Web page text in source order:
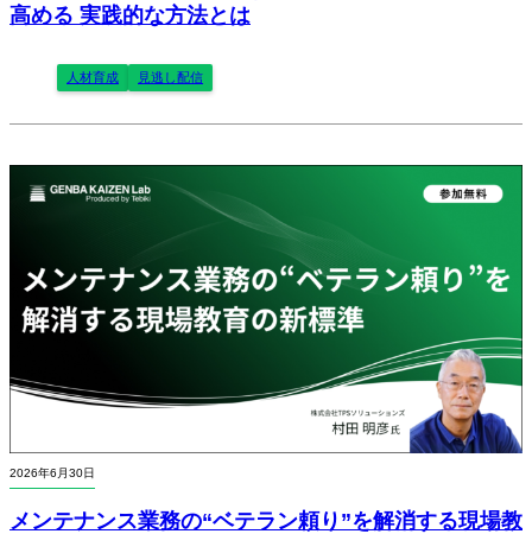
高める 実践的な方法とは
人材育成 見逃し配信
2026年6月30日
メンテナンス業務の“ベテラン頼り”を解消する現場教